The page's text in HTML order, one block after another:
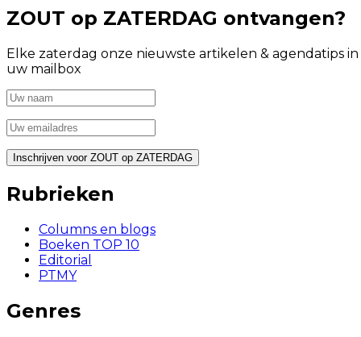
ZOUT op ZATERDAG ontvangen?
Elke zaterdag onze nieuwste artikelen & agendatips in
uw mailbox
Rubrieken
Columns en blogs
Boeken TOP 10
Editorial
PTMY
Genres